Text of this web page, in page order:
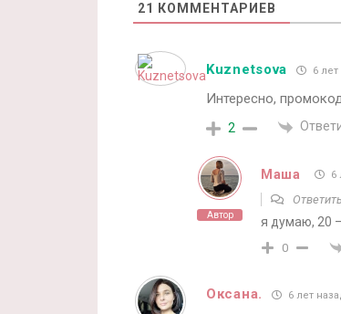
21 КОММЕНТАРИЕВ
Kuznetsova 6
Интересно,
2
Автор
Маша 6
я думаю, 20
0
Оксана. 6 лет